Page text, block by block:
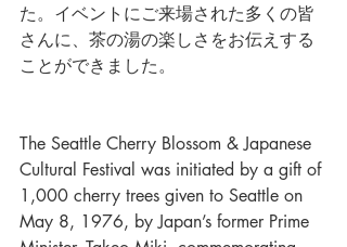
た。イベントにご来場された多くの皆
さんに、茶の湯の楽しさをお伝えする
ことができました。
The Seattle Cherry Blossom & Japanese
Cultural Festival was initiated by a gift of
1,000 cherry trees given to Seattle on
May 8, 1976, by Japan’s former Prime